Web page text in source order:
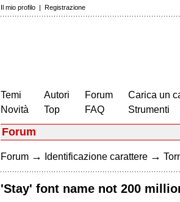
Il mio profilo | Registrazione
Temi
Novità
Autori
Top
Forum
FAQ
Carica un
Strumenti
Forum
Forum → Identificazione carattere →
'Stay' font name not 200